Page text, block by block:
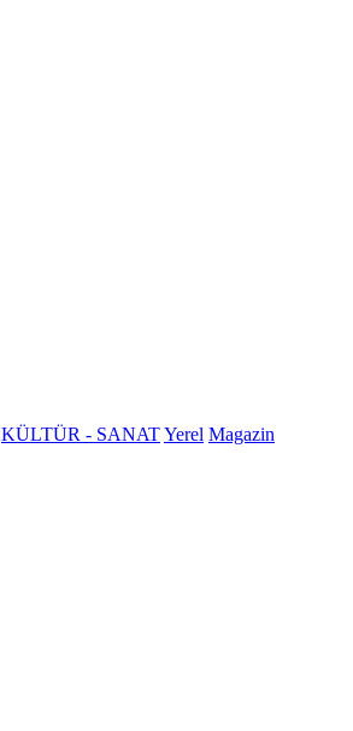
KÜLTÜR - SANATYerel Magazin